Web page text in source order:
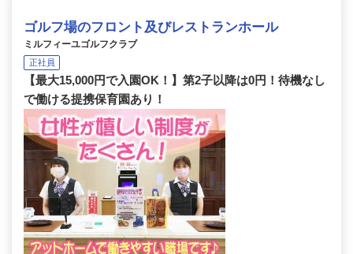
ゴルフ場のフロント及びレストランホール
ミルフィーユゴルフクラブ
正社員
【最大15,000円で入園OK！】第2子以降は0円！待機なし
で働ける提携保育園あり！